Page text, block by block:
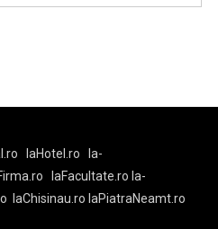
laHotel.ro
la-
laFacultate.ro la-
laChisinau.ro laPiatraNeamt.ro